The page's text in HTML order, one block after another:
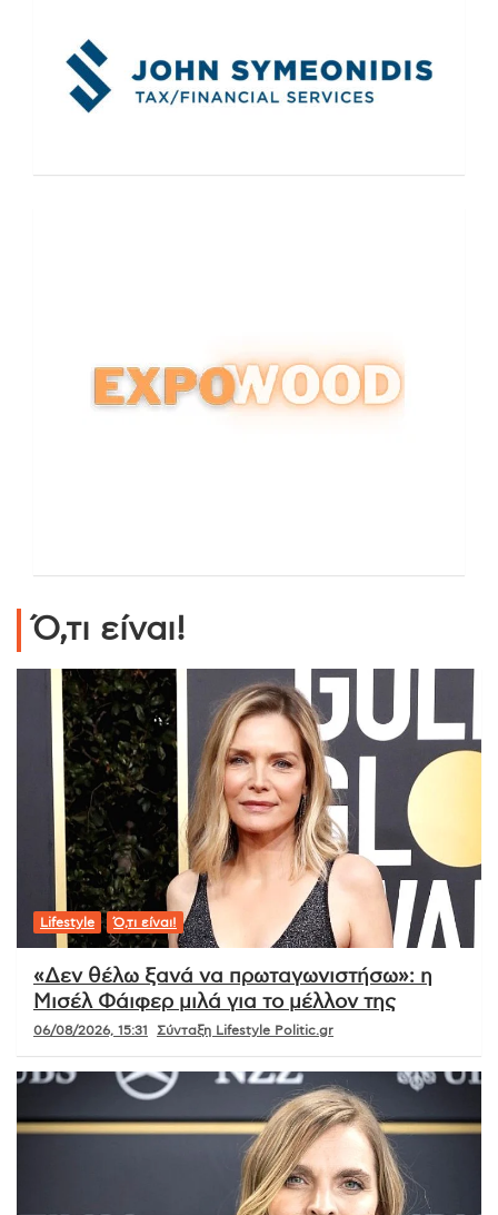
Ό,τι είναι!
Lifestyle Ό,τι είναι!
«Δεν θέλω ξανά να πρωταγωνιστήσω»: η
Μισέλ Φάιφερ μιλά για το μέλλον της
06/08/2026, 15:31 Σύνταξη Lifestyle Politic.gr